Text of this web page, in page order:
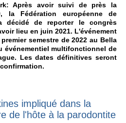
Après avoir suivi de près la
la Fédération européenne de
décidé de reporter le congrès
lieu en juin 2021. L'événement
semestre de 2022 au Bella
événementiel multifonctionnel de
Les dates définitives seront
impliqué dans la
de l'hôte à la parodontite